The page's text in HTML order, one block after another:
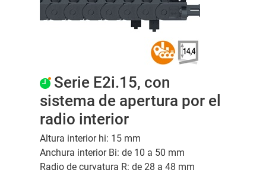
Serie E2i.15, con
sistema de apertura por el
radio interior
Altura interior hi: 15 mm
Anchura interior Bi: de 10 a 50 mm
Radio de curvatura R: de 28 a 48 mm